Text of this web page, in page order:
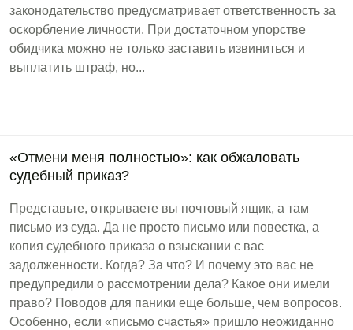
законодательство предусматривает ответственность за
оскорбление личности. При достаточном упорстве
обидчика можно не только заставить извиниться и
выплатить штраф, но...
«Отмени меня полностью»: как обжаловать
судебный приказ?
Представьте, открываете вы почтовый ящик, а там
письмо из суда. Да не просто письмо или повестка, а
копия судебного приказа о взыскании с вас
задолженности. Когда? За что? И почему это вас не
предупредили о рассмотрении дела? Какое они имели
право? Поводов для паники еще больше, чем вопросов.
Особенно, если «письмо счастья» пришло неожиданно